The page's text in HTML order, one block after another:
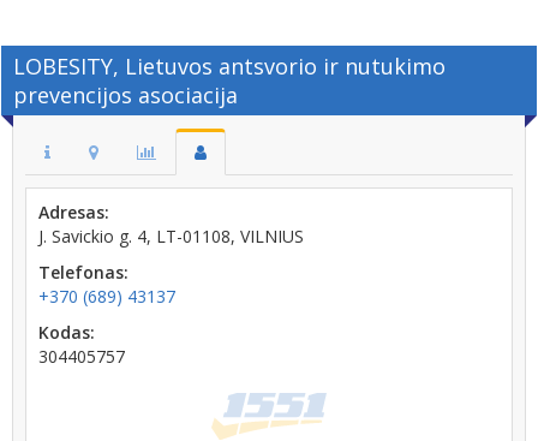
LOBESITY, Lietuvos antsvorio ir nutukimo
prevencijos asociacija
Adresas:
J. Savickio g. 4, LT-01108, VILNIUS
Telefonas:
+370 (689) 43137
Kodas:
304405757